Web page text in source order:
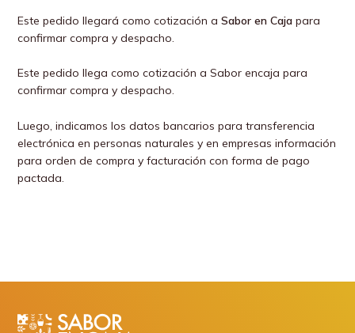
Este pedido llegará como cotización aSabor en Caja para
confirmar compra y despacho.
Este pedido llega como cotización a Sabor encaja para
confirmar compra y despacho.
Luego, indicamos los datos bancarios para transferencia
electrónica en personas naturales y en empresas información
para orden de compra y facturación con forma de pago
pactada.